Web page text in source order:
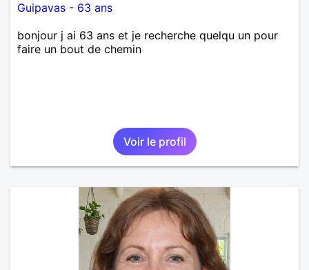
Guipavas - 63 ans
bonjour j ai 63 ans et je recherche quelqu un pour
faire un bout de chemin
Voir le profil